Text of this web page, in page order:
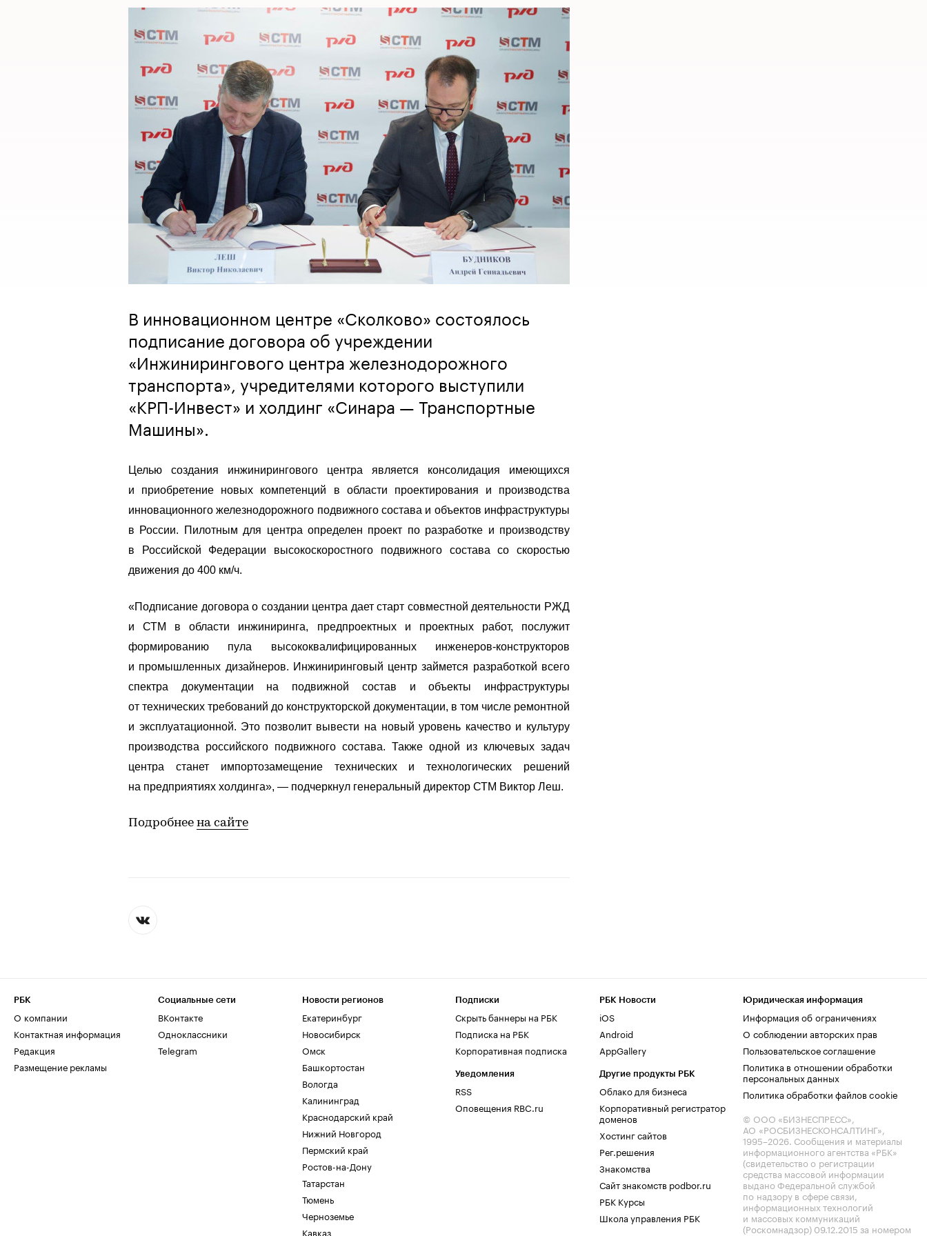
В инновационном центре «Сколково» состоялось
подписание договора об учреждении
«Инжинирингового центра железнодорожного
транспорта», учредителями которого выступили
«КРП-Инвест» и холдинг «Синара — Транспортные
Машины».
Целью создания инжинирингового центра является консолидация имеющихся
и приобретение новых компетенций в области проектирования и производства
инновационного железнодорожного подвижного состава и объектов инфраструктуры
в России. Пилотным для центра определен проект по разработке и производству
в Российской Федерации высокоскоростного подвижного состава со скоростью
движения до 400 км/ч.
«Подписание договора о создании центра дает старт совместной деятельности РЖД
и СТМ в области инжиниринга, предпроектных и проектных работ, послужит
формированию пула высококвалифицированных инженеров-конструкторов
и промышленных дизайнеров. Инжиниринговый центр займется разработкой всего
спектра документации на подвижной состав и объекты инфраструктуры
от технических требований до конструкторской документации, в том числе ремонтной
и эксплуатационной. Это позволит вывести на новый уровень качество и культуру
производства российского подвижного состава. Также одной из ключевых задач
центра станет импортозамещение технических и технологических решений
на предприятиях холдинга», — подчеркнул генеральный директор СТМ Виктор Леш.
Подробнее на сайте
РБК
О компании
Контактная информация
Редакция
Размещение рекламы
Социальные сети
ВКонтакте
Одноклассники
Telegram
Новости регионов
Екатеринбург
Новосибирск
Омск
Башкортостан
Вологда
Калининград
Краснодарский край
Нижний Новгород
Пермский край
Ростов-на-Дону
Татарстан
Тюмень
Черноземье
Кавказ
Подписки
Скрыть баннеры на РБК
Подписка на РБК
Корпоративная подписка
Уведомления
RSS
Оповещения RBC.ru
РБК Новости
iOS
Android
AppGallery
Другие продукты РБК
Облако для бизнеса
Корпоративный регистратор
доменов
Хостинг сайтов
Рег.решения
Знакомства
Сайт знакомств podbor.ru
РБК Курсы
Школа управления РБК
Юридическая информация
Информация об ограничениях
О соблюдении авторских прав
Пользовательское соглашение
Политика в отношении обработки
персональных данных
Политика обработки файлов cookie
© ООО «БИЗНЕСПРЕСС»,
АО «РОСБИЗНЕСКОНСАЛТИНГ»,
1995–2026. Сообщения и материалы
информационного агентства «РБК»
(свидетельство о регистрации
средства массовой информации
выдано Федеральной службой
по надзору в сфере связи,
информационных технологий
и массовых коммуникаций
(Роскомнадзор) 09.12.2015 за номером